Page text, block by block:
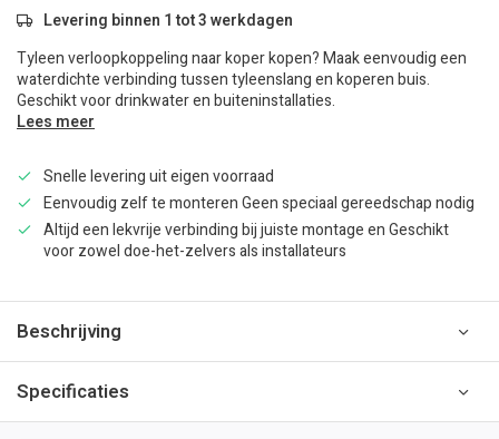
Levering binnen 1 tot 3 werkdagen
Tyleen verloopkoppeling naar koper kopen? Maak eenvoudig een
waterdichte verbinding tussen tyleenslang en koperen buis.
Geschikt voor drinkwater en buiteninstallaties.
Lees meer
Snelle levering uit eigen voorraad
Eenvoudig zelf te monteren Geen speciaal gereedschap nodig
Altijd een lekvrije verbinding bij juiste montage en Geschikt
voor zowel doe-het-zelvers als installateurs
Beschrijving
Specificaties